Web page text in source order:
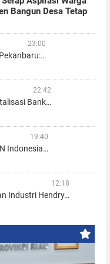
Bangun Desa Tetap
23:00
22:42
Bank…
19:40
Indonesia…
12:18
Industri Hendry…